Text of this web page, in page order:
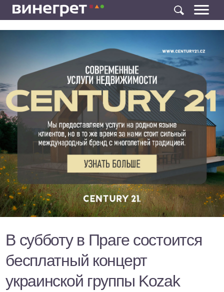
В субботу в Праге состоится
бесплатный концерт
украинской группы Kozak